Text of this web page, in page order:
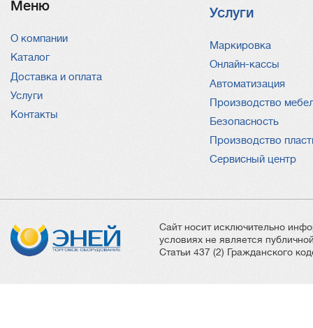
Меню
О компании
Каталог
Доставка и оплата
Услуги
Контакты
Услуги
Услуги
Маркировка
Онлайн-кассы
Автоматизация
Производство
Безопасность
Производство
Сервисный центр
Сайт носит исключительно
условиях не является
Статьи 437 (2) Гражданского